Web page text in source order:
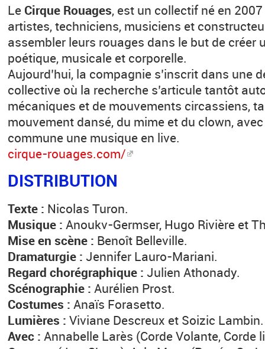
Le Cirque Rouages, est un collectif né en
artistes, techniciens, musiciens et
assembler leurs rouages dans le but de créer
poétique, musicale et corporelle.
Aujourd’hui, la compagnie s’inscrit dans une
collective où la recherche s’articule tantôt
mécaniques et de mouvements circassiens,
mouvement dansé, du mime et du clown,
commune une musique en live.
cirque-rouages.com/
DISTRIBUTION
Texte : Nicolas Turon.
Musique :Anoukv-Germser, Hugo Rivière et
Mise en scène : Benoît Belleville.
Dramaturgie : Jennifer Lauro-Mariani.
Regard chorégraphique : Julien Athonady.
Scénographie : Aurélien Prost.
Costumes :Anaïs Forasetto.
Lumières : Viviane Descreux et Soizic Lambin.
Avec : Annabelle Larès (Corde Volante, Corde